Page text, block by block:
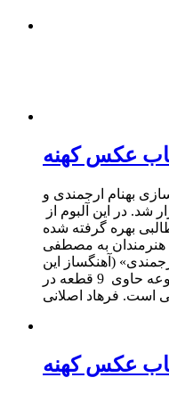
عکس کهنه
بهنام ارجمندی و
شد. در این آلبوم از
بهره گرفته شده
هنرمندان به مصطفی
(آهنگساز این
آلبوم) درباره‌ی این اثر گفت: «این مجموعه حاوی 9 قطعه ‌در
عکس کهنه